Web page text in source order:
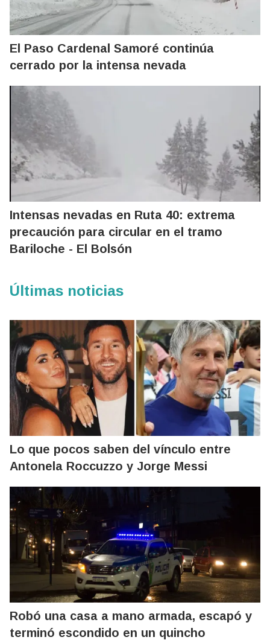
El Paso Cardenal Samoré continúa
cerrado por la intensa nevada
Intensas nevadas en Ruta 40: extrema
precaución para circular en el tramo
Bariloche - El Bolsón
Últimas noticias
Lo que pocos saben del vínculo entre
Antonela Roccuzzo y Jorge Messi
Robó una casa a mano armada, escapó y
terminó escondido en un quincho